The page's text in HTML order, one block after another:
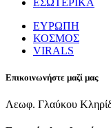
ΕΥΡΩΠΗ
ΚΟΣΜΟΣ
VIRALS
Επικοινωνήστε μαζί μας
Λεωφ. Γλαύκου